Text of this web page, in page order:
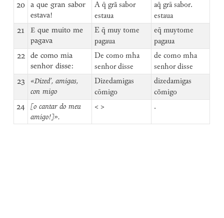
20
a que gran sabor
estava!
A q̄ grã sabor
estaua
aq̄ grā sabor.
estaua
21
E que muito me
pagava
E q̄ muy tome
pagaua
eq̄ muytome
pagaua
22
de como mia
senhor disse:
De como mha
senhor disse
de como mha
senhor disse
23
«Dized’, amigas,
con migo
Dizedamigas
cōmigo
dizedamigas
cõmigo
24
[o cantar do meu
amigo!]».
< > .